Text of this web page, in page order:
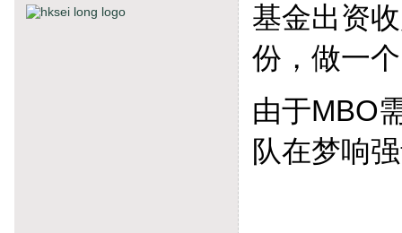
基金出资
份，做一
由于MBO
队在梦响